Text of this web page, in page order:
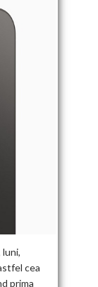
cea
prima